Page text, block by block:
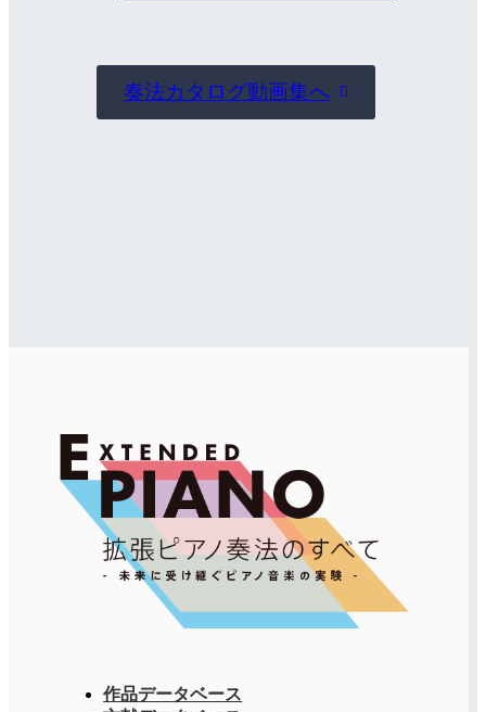
奏法カタログ動画集へ 
作品データベース